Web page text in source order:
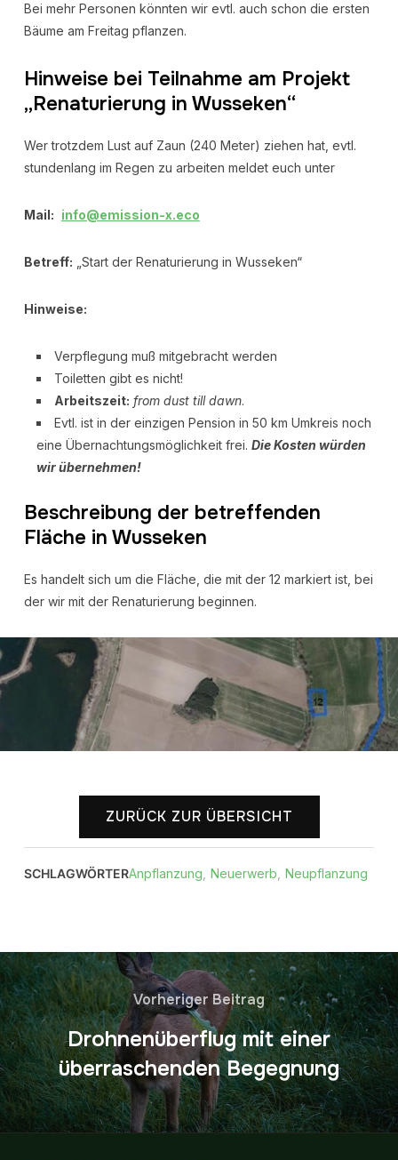
Bei mehr Personen könnten wir evtl. auch schon die ersten
Bäume am Freitag pflanzen.
Hinweise bei Teilnahme am Projekt
„Renaturierung in Wusseken“
Wer trotzdem Lust auf Zaun (240 Meter) ziehen hat, evtl.
stundenlang im Regen zu arbeiten meldet euch unter
Mail: info@emission-x.eco
Betreff: „Start der Renaturierung in Wusseken“
Hinweise:
Verpflegung muß mitgebracht werden
Toiletten gibt es nicht!
Arbeitszeit: from dust till dawn.
Evtl. ist in der einzigen Pension in 50 km Umkreis noch
eine Übernachtungsmöglichkeit frei. Die Kosten würden
wir übernehmen!
Beschreibung der betreffenden
Fläche in Wusseken
Es handelt sich um die Fläche, die mit der 12 markiert ist, bei
der wir mit der Renaturierung beginnen.
ZURÜCK ZUR ÜBERSICHT
SCHLAGWÖRTERAnpflanzung, Neuerwerb, Neupflanzung
Vorheriger Beitrag
Drohnenüberflug mit einer
überraschenden Begegnung